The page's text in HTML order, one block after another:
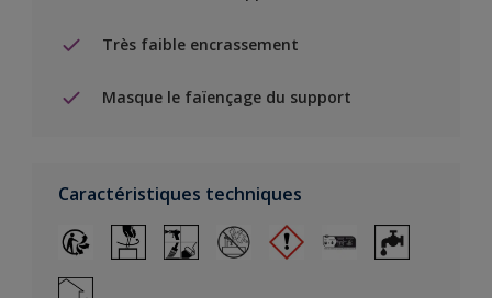
Très faible encrassement
Masque le faïençage du support
Caractéristiques techniques